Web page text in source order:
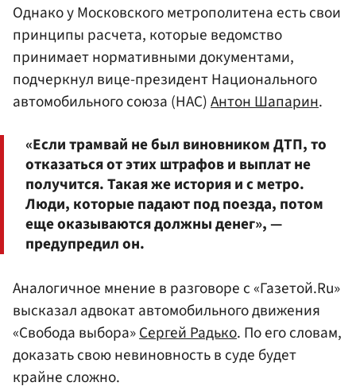
Однако у Московского метрополитена есть свои
принципы расчета, которые ведомство
принимает нормативными документами,
подчеркнул вице-президент Национального
автомобильного союза (НАС)Антон Шапарин.
«Если трамвай не был виновником ДТП, то
отказаться от этих штрафов и выплат не
получится. Такая же история и с метро.
Люди, которые падают под поезда, потом
еще оказываются должны денег», —
предупредил он.
Аналогичное мнение в разговоре с «Газетой.Ru»
высказал адвокат автомобильного движения
«Свобода выбора»Сергей Радько. По его словам,
доказать свою невиновность в суде будет
крайне сложно.